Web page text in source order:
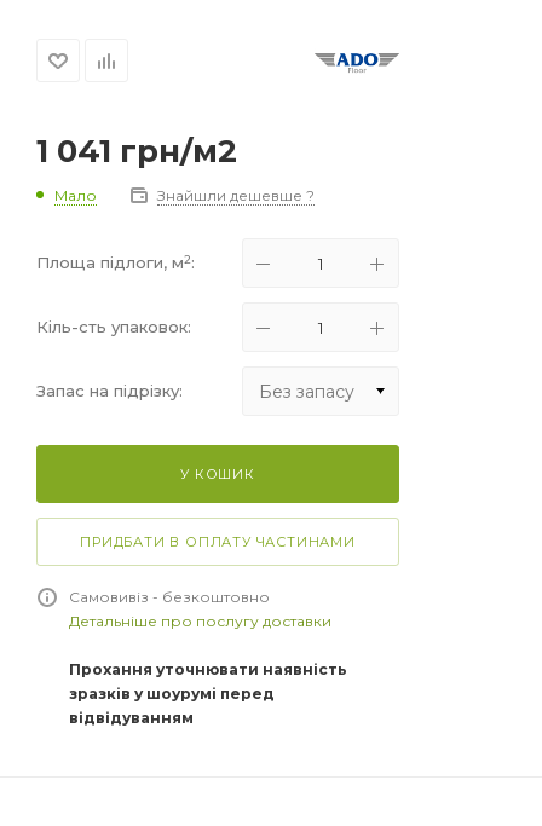
1 041 грн/м2
Мало Знайшли дешевше ?
Площа підлоги, м2:
Кіль-сть упаковок:
Запас на підрізку: Без запасу
+10%
+15%
У КОШИК
ПРИДБАТИ В ОПЛАТУ ЧАСТИНАМИ
Самовивіз - безкоштовно
Детальніше про послугу доставки
Прохання уточнювати наявність
зразків у шоурумі перед
відвідуванням